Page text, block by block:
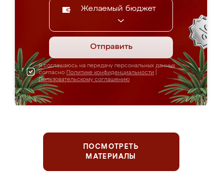
Желаемый бюджет
Отправить
Я соглашаюсь на передачу персональных данных
согласно Политике конфиденциальности
Пользовательскому соглашению
ПОСМОТРЕТЬ
МАТЕРИАЛЫ